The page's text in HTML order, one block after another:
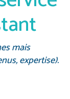
mais
expertise).